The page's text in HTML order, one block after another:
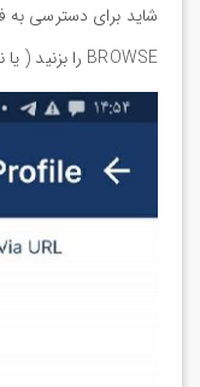
شاید برای دسترسی به
BROWSE را بزنید ( یا نباشد)